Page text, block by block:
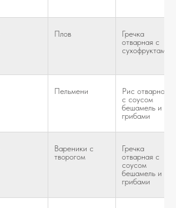
Плов
Гречка
отварная с
сухофруктами
Пельмени
Рис отварной
с соусом
бешамель и
грибами
Вареники с
творогом
Гречка
отварная с
соусом
бешамель и
грибами